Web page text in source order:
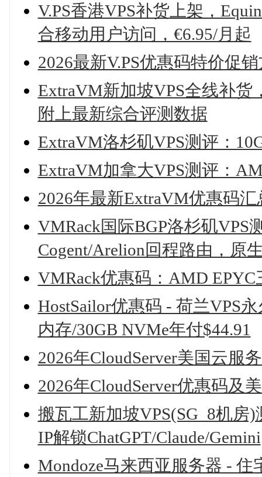
V.PS香港VPS补货上架，
合移动用户访问，€6.95/月起
2026最新V.PS优惠码特价促
ExtraVM新加坡VPS全线补货
附上最新综合评测数据
ExtraVM洛杉矶VPS测评：
ExtraVM加拿大VPS测评：
2026年最新ExtraVM优惠码
VMRack国际BGP洛杉矶VPS
Cogent/Arelion回程路由，原
VMRack优惠码：AMD
HostSailor优惠码 - 荷兰VPS
内存/30GB NVMe年付$44.91
2026年CloudServer美国云服
2026年CloudServer优惠码及
搬瓦工新加坡VPS(SG_8机房
IP解锁ChatGPT/Claude/Gemini
Mondoze马来西亚服务器 - 住